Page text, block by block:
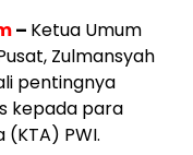
– Ketua Umum
Zulmansyah
pentingnya
kepada para
PWI.